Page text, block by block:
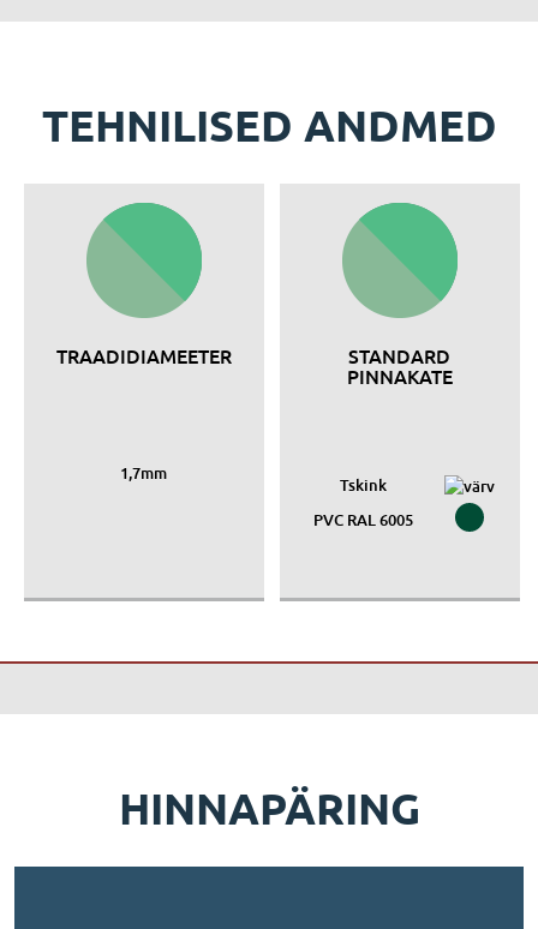
TEHNILISED ANDMED
TRAADIDIAMEETER
1,7mm
STANDARD
PINNAKATE
Tskink
PVC RAL 6005
HINNAPÄRING